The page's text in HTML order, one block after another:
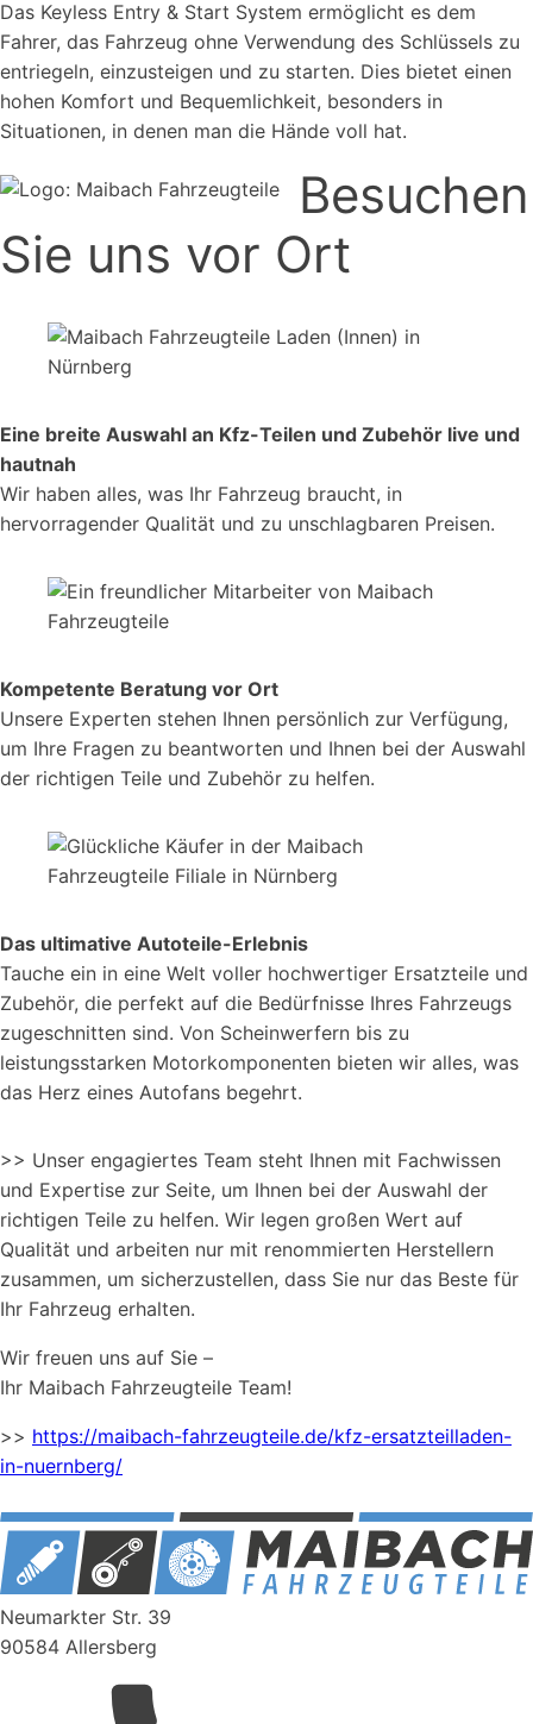
Das Keyless Entry & Start System ermöglicht es dem
Fahrer, das Fahrzeug ohne Verwendung des Schlüssels zu
entriegeln, einzusteigen und zu starten. Dies bietet einen
hohen Komfort und Bequemlichkeit, besonders in
Situationen, in denen man die Hände voll hat.
Besuchen
Sie uns vor Ort
Eine breite Auswahl an Kfz-Teilen und Zubehör live und
hautnah
Wir haben alles, was Ihr Fahrzeug braucht, in
hervorragender Qualität und zu unschlagbaren Preisen.
Kompetente Beratung vor Ort
Unsere Experten stehen Ihnen persönlich zur Verfügung,
um Ihre Fragen zu beantworten und Ihnen bei der Auswahl
der richtigen Teile und Zubehör zu helfen.
Das ultimative Autoteile-Erlebnis
Tauche ein in eine Welt voller hochwertiger Ersatzteile und
Zubehör, die perfekt auf die Bedürfnisse Ihres Fahrzeugs
zugeschnitten sind. Von Scheinwerfern bis zu
leistungsstarken Motorkomponenten bieten wir alles, was
das Herz eines Autofans begehrt.
>> Unser engagiertes Team steht Ihnen mit Fachwissen
und Expertise zur Seite, um Ihnen bei der Auswahl der
richtigen Teile zu helfen. Wir legen großen Wert auf
Qualität und arbeiten nur mit renommierten Herstellern
zusammen, um sicherzustellen, dass Sie nur das Beste für
Ihr Fahrzeug erhalten.
Wir freuen uns auf Sie –
Ihr Maibach Fahrzeugteile Team!
>> https://maibach-fahrzeugteile.de/kfz-ersatzteilladen-
in-nuernberg/
Neumarkter Str. 39
90584 Allersberg